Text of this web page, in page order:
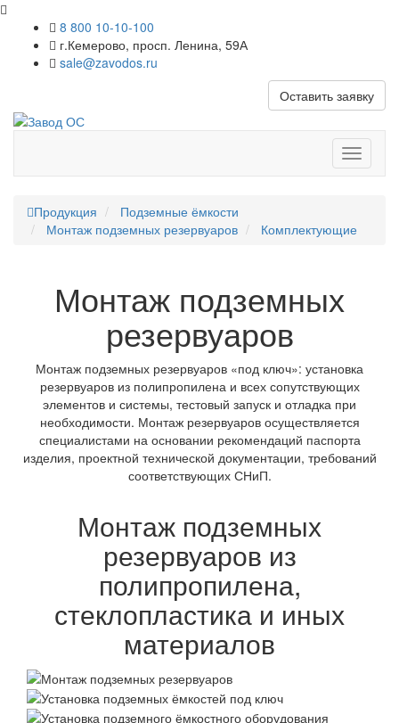
8 800 10-10-100
г.Кемерово, просп. Ленина, 59А
sale@zavodos.ru
Оставить заявку
меню
Продукция
Подземные ёмкости
Монтаж подземных резервуаров
Комплектующие
Монтаж подземных
резервуаров
Монтаж подземных резервуаров «под ключ»: установка
резервуаров из полипропилена и всех сопутствующих
элементов и системы, тестовый запуск и отладка при
необходимости. Монтаж резервуаров осуществляется
специалистами на основании рекомендаций паспорта
изделия, проектной технической документации, требований
соответствующих СНиП.
Монтаж подземных
резервуаров из
полипропилена,
стеклопластика и иных
материалов